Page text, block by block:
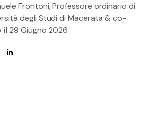
Frontoni, Professore ordinario di
degli Studi di Macerata & co-
il29 Giugno 2026